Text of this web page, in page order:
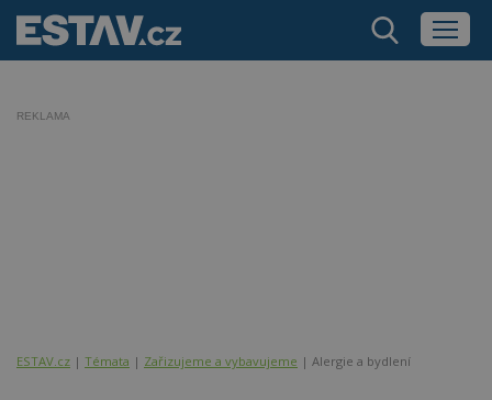
REKLAMA
ESTAV.cz Témata Zařizujeme a vybavujeme Alergie a bydlení